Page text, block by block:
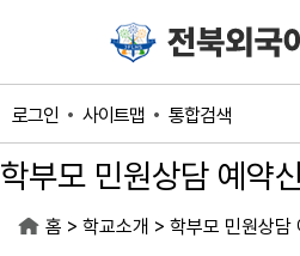
로그인 사이트맵 통합검색
학부모 민원상담 예약
홈 > 학교소개 > 학부모 민원상담